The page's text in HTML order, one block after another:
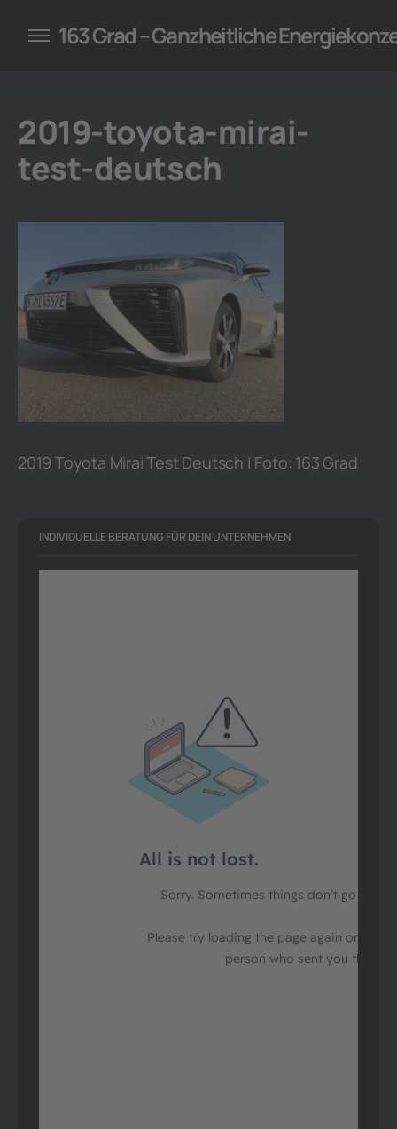
für Unternehmen
163 Grad – Ganzheitliche
2019-toyota-mirai-
test-deutsch
2019 Toyota Mirai Test Deutsch | Foto: 163 Grad
INDIVIDUELLE BERATUNG FÜR DEIN UNTERNEHMEN